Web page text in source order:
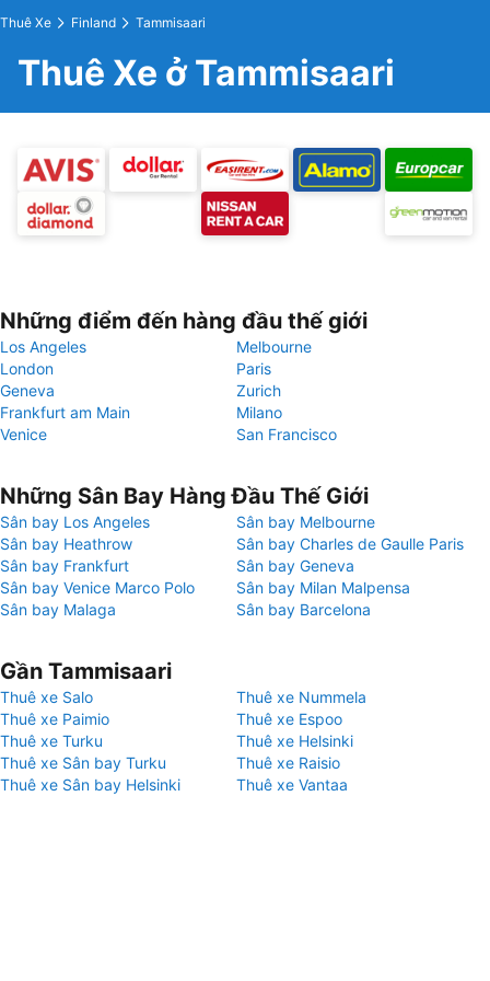
Thuê Xe Finland Tammisaari
Thuê Xe ở Tammisaari
Những điểm đến hàng đầu thế giới
Los Angeles
Melbourne
London
Paris
Geneva
Zurich
Frankfurt am Main
Milano
Venice
San Francisco
Những Sân Bay Hàng Đầu Thế Giới
Sân bay Los Angeles
Sân bay Melbourne
Sân bay Heathrow
Sân bay Charles de Gaulle Paris
Sân bay Frankfurt
Sân bay Geneva
Sân bay Venice Marco Polo
Sân bay Milan Malpensa
Sân bay Malaga
Sân bay Barcelona
Gần Tammisaari
Thuê xe Salo
Thuê xe Nummela
Thuê xe Paimio
Thuê xe Espoo
Thuê xe Turku
Thuê xe Helsinki
Thuê xe Sân bay Turku
Thuê xe Raisio
Thuê xe Sân bay Helsinki
Thuê xe Vantaa